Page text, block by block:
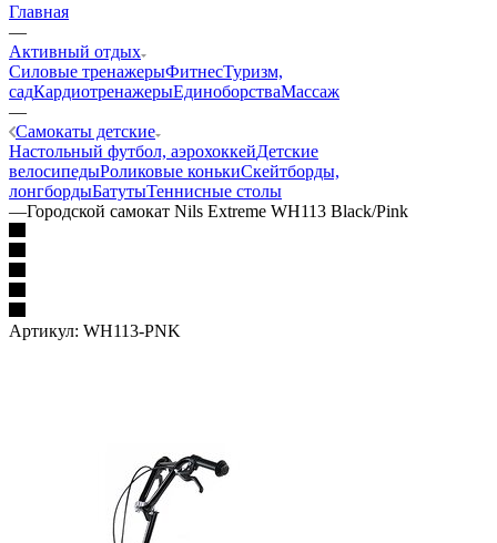
Главная
—
Активный отдых
Силовые тренажерыФитнесТуризм,
садКардиотренажерыЕдиноборстваМассаж
—
Самокаты детские
Настольный футбол, аэрохоккейДетские
велосипедыРоликовые конькиСкейтборды,
лонгбордыБатутыТеннисные столы
—Городской самокат Nils Extreme WH113 Black/Pink
Артикул: WH113-PNK